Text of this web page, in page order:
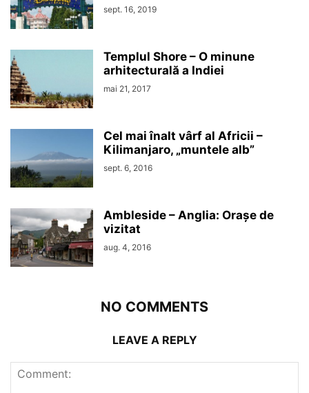
sept. 16, 2019
Templul Shore – O minune
arhitecturală a Indiei
mai 21, 2017
Cel mai înalt vârf al Africii –
Kilimanjaro, „muntele alb”
sept. 6, 2016
Ambleside – Anglia: Orașe de
vizitat
aug. 4, 2016
NO COMMENTS
LEAVE A REPLY